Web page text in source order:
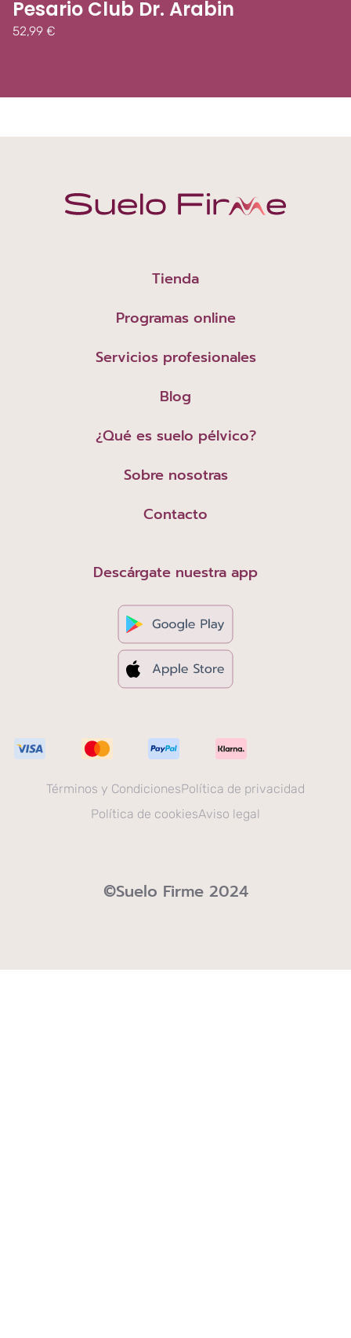
Pesario Club Dr. Arabin
52,99 €
Tienda
Programas online
Servicios profesionales
Blog
¿Qué es suelo pélvico?
Sobre nosotras
Contacto
Descárgate nuestra app
Términos y CondicionesPolítica de privacidad
Política de cookiesAviso legal
©Suelo Firme 2024